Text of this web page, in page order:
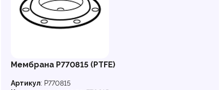
Мембрана P770815 (PTFE)
Артикул: P770815